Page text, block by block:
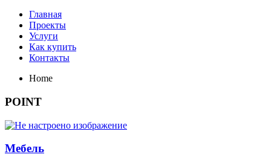
Главная
Проекты
Услуги
Как купить
Контакты
Home
POINT
Мебель